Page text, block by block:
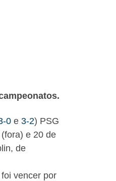
0 e 3-2) PSG
e 20 de
de
foi vencer por